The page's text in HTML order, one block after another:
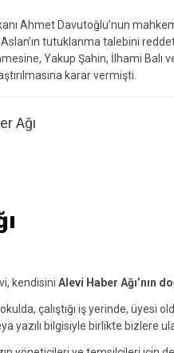
Ahmet Davutoğlu’nun
tutuklanma talebini
Yakup Şahin, İlhami Balı
karar vermişti.
Ağı
kendisini Alevi Haber Ağı’nın
çalıştığı iş yerinde, üyesi
yazılı bilgisiyle birlikte bizlere